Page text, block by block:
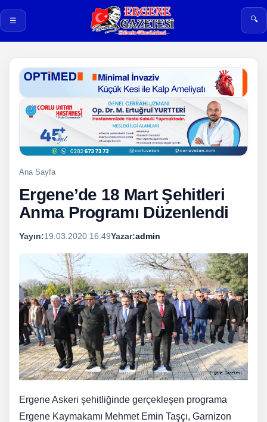
☰ 🔍
Ana Sayfa
Ergene’de 18 Mart Şehitleri
Anma Programı Düzenlendi
Yayın:19.03.2020 16:49Yazar:admin
Ergene Askeri şehitliğinde gerçekleşen programa
Ergene Kaymakamı Mehmet Emin Taşçı, Garnizon